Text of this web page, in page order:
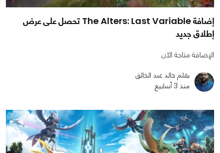
إضافة The Alters: Last Variable تحصل على عرض
إطلاق جديد
الإضافة متاحة الآن
بقلم خالد عبد الخالق
منذ 3 أسابيع